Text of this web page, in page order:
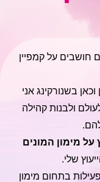
על קמפיין
בשנורקינג אני
ולבנות קהילה
על מימון המונים
שלי.
שלי מבוססים על 8 שנות פעילות בתחום מימון